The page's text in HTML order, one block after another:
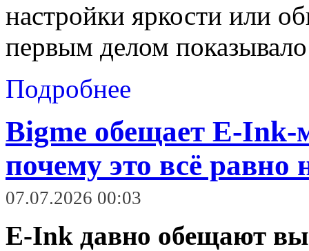
настройки яркости или
первым делом
Подробнее
Bigme обещает
почему это всё равно
07.07.2026 00:03
E‑Ink давно обещают